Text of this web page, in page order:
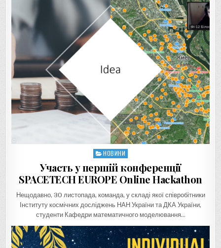
Posted
НОВИНИ
Участь у першій конференції
SPACETECH EUROPE Online Hackathon
Нещодавно, 30 листопада, команда, у складі якої співробітники
Інституту космічних досліджень НАН України та ДКА України,
студенти Кафедри математичного моделювання…